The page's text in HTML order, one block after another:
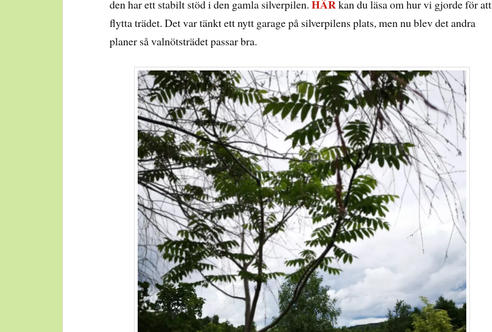
den har ett stabilt stöd i den gamla silverpilen.HÄRkan du läsa om hur vi gjorde för att
flytta trädet. Det var tänkt ett nytt garage på silverpilens plats, men nu blev det andra
planer så valnötsträdet passar bra.